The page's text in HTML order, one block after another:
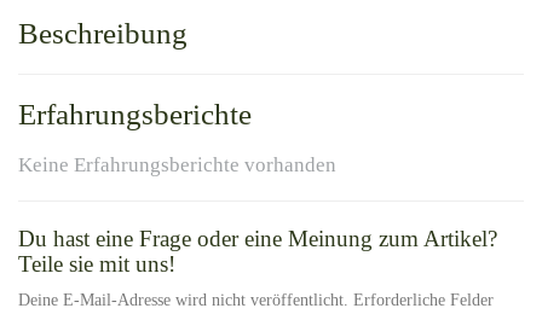
Beschreibung
Erfahrungsberichte
Keine Erfahrungsberichte vorhanden
Du hast eine Frage oder eine Meinung zum Artikel?
Teile sie mit uns!
Deine E-Mail-Adresse wird nicht veröffentlicht. Erforderliche Felder